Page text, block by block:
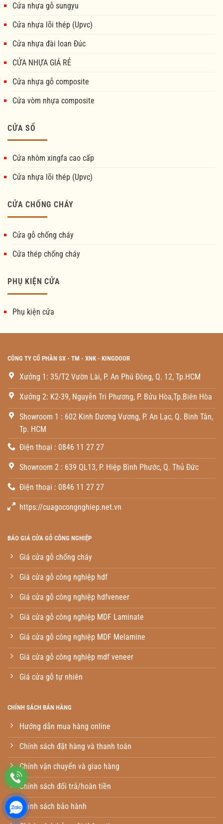
Cửa nhựa gỗ sungyu
Cửa nhựa lõi thép (Upvc)
Cửa nhựa đài loan Đúc
CỬA NHỰA GIÁ RẺ
Cửa nhựa gỗ composite
Cửa vòm nhựa composite
CỬA SỔ
Cửa nhôm xingfa cao cấp
Cửa nhựa lõi thép (Upvc)
CỬA CHỐNG CHÁY
Cửa gỗ chống cháy
Cửa thép chống cháy
PHỤ KIỆN CỬA
Phụ kiện cửa
CÔNG TY CỔ PHẦN SX - TM - XNK - KINGDOOR
Xưởng 1: 35/T2 Vườn Lài, P. An Phú Đông, Q. 12, Tp.HCM
Xưởng 2: K2-39, Nguyễn Tri Phương, P. Bửu Hòa,Tp.Biên Hòa
Showroom 1 : 602 Kinh Dương Vương, P. An Lạc, Q. Binh Tân,
Tp. HCM
Điện thoại : 0846 11 27 27
Showroom 2 : 639 QL13, P. Hiệp Bình Phước, Q. Thủ Đức
Điện thoại : 0846 11 27 27
https://cuagocongnghiep.net.vn
BÁO GIÁ CỬA GỖ CÔNG NGHIỆP
Giá cửa gỗ chống cháy
Giá cửa gỗ công nghiệp hdf
Giá cửa gỗ công nghiệp hdfveneer
Giá cửa gỗ công nghiệp MDF Laminate
Giá cửa gỗ công nghiệp MDF Melamine
Giá cửa gỗ công nghiệp mdf veneer
Giá cửa gỗ tự nhiên
CHÍNH SÁCH BÁN HÀNG
Hướng dẫn mua hàng online
Chính sách đặt hàng và thanh toán
Chính vận chuyển và giao hàng
Chính sách đổi trả/hoàn tiền
Chính sách bảo hành